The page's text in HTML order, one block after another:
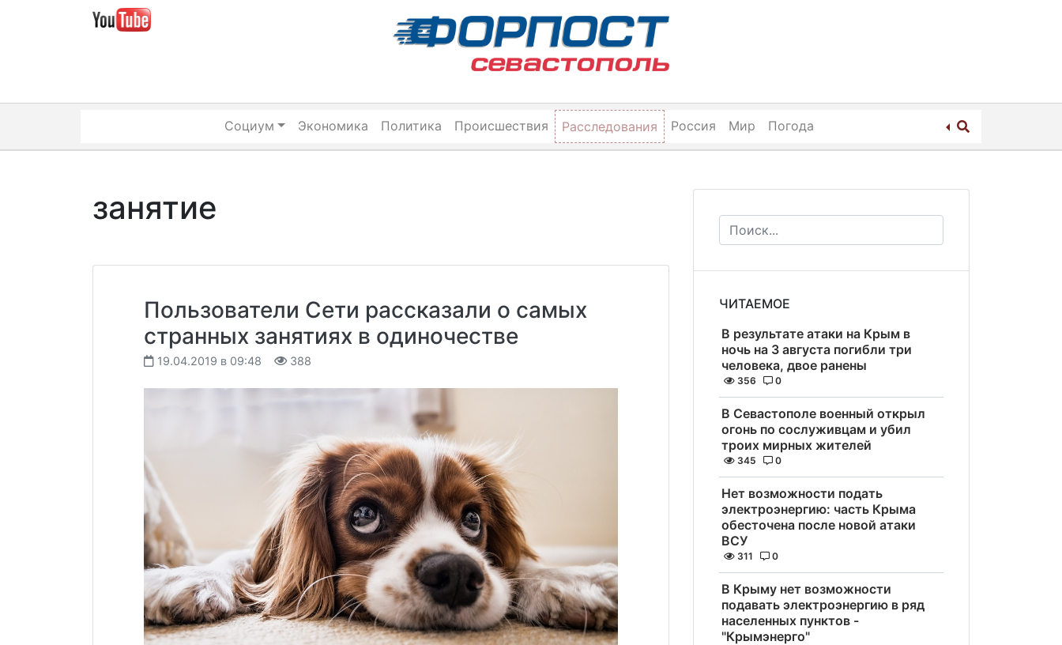
Социум Экономика Политика Происшествия Расследования Россия Мир Погода
занятие
Пользователи Сети рассказали о самых
странных занятиях в одиночестве
19.04.2019 в 09:48 388
ЧИТАЕМОЕ
В результате атаки на Крым в
ночь на 3 августа погибли три
человека, двое ранены
356 0
В Севастополе военный открыл
огонь по сослуживцам и убил
троих мирных жителей
345 0
Нет возможности подать
электроэнергию: часть Крыма
обесточена после новой атаки
ВСУ
311 0
В Крыму нет возможности
подавать электроэнергию в ряд
населенных пунктов -
"Крымэнерго"